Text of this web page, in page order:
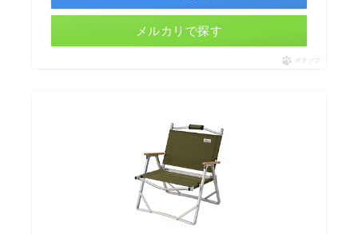
メルカリで探す
ポチップ